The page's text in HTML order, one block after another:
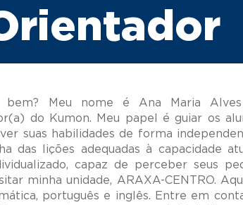
bem? Meu nome é Ana Maria
do Kumon. Meu papel é guiar os
suas habilidades de forma
das lições adequadas à capacidade
capaz de perceber seus
minha unidade, ARAXA-CENTRO.
português e inglês. Entre em